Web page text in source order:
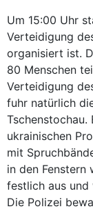
Um 15:00 Uhr
Verteidigung
organisiert ist.
80 Menschen
Verteidigung
fuhr natürlich
ukrainischen
mit
in den Fenstern
festlich aus und
Die Polizei